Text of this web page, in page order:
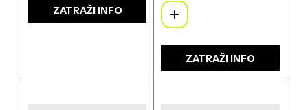
ZATRAŽI INFO
proizvod
ima
varijanti.
Opcije
se
ZATRAŽI INFO